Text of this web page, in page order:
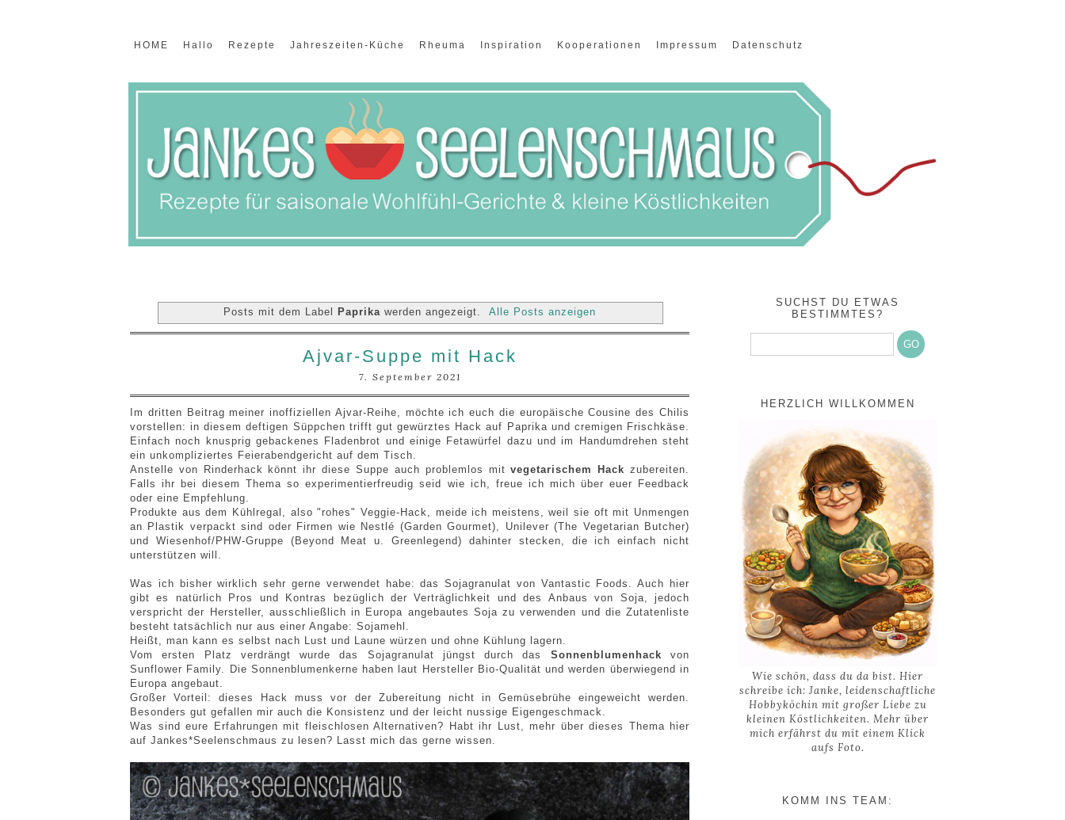
HOME Hallo Rezepte Jahreszeiten-Küche Rheuma Inspiration Kooperationen Impressum Datenschutz
Posts mit dem Label Paprikawerden angezeigt. Alle Posts anzeigen
Ajvar-Suppe mit Hack
7. September 2021
Im dritten Beitrag meiner inoffiziellen Ajvar-Reihe, möchte ich euch die europäische Cousine des Chilis
vorstellen: in diesem deftigen Süppchen trifft gut gewürztes Hack auf Paprika und cremigen Frischkäse.
Einfach noch knusprig gebackenes Fladenbrot und einige Fetawürfel dazu und im Handumdrehen steht
ein unkompliziertes Feierabendgericht auf dem Tisch.
Anstelle von Rinderhack könnt ihr diese Suppe auch problemlos mitvegetarischem Hack zubereiten.
Falls ihr bei diesem Thema so experimentierfreudig seid wie ich, freue ich mich über euer Feedback
oder eine Empfehlung.
Produkte aus dem Kühlregal, also "rohes" Veggie-Hack, meide ich meistens, weil sie oft mit Unmengen
an Plastik verpackt sind oder Firmen wie Nestlé (Garden Gourmet), Unilever (The Vegetarian Butcher)
und Wiesenhof/PHW-Gruppe (Beyond Meat u. Greenlegend) dahinter stecken, die ich einfach nicht
unterstützen will.
Was ich bisher wirklich sehr gerne verwendet habe: das Sojagranulat von Vantastic Foods. Auch hier
gibt es natürlich Pros und Kontras bezüglich der Verträglichkeit und des Anbaus von Soja, jedoch
verspricht der Hersteller, ausschließlich in Europa angebautes Soja zu verwenden und die Zutatenliste
besteht tatsächlich nur aus einer Angabe: Sojamehl.
Heißt, man kann es selbst nach Lust und Laune würzen und ohne Kühlung lagern.
Vom ersten Platz verdrängt wurde das Sojagranulat jüngst durch das Sonnenblumenhack von
Sunflower Family. Die Sonnenblumenkerne haben laut Hersteller Bio-Qualität und werden überwiegend in
Europa angebaut.
Großer Vorteil: dieses Hack muss vor der Zubereitung nicht in Gemüsebrühe eingeweicht werden.
Besonders gut gefallen mir auch die Konsistenz und der leicht nussige Eigengeschmack.
Was sind eure Erfahrungen mit fleischlosen Alternativen? Habt ihr Lust, mehr über dieses Thema hier
auf Jankes*Seelenschmaus zu lesen? Lasst mich das gerne wissen.
SUCHST DU ETWAS
BESTIMMTES?
HERZLICH WILLKOMMEN
Wie schön, dass du da bist. Hier
schreibe ich: Janke, leidenschaftliche
Hobbyköchin mit großer Liebe zu
kleinen Köstlichkeiten. Mehr über
mich erfährst du mit einem Klick
aufs Foto.
KOMM INS TEAM: